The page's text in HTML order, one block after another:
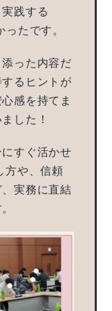
践する
たです。
添った内容だ
るヒントが
感を持てま
した！
にすぐ活かせ
方や、信頼
実務に直結